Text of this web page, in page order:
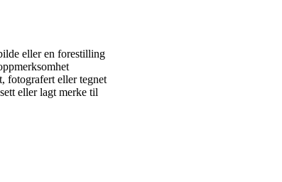
eller en forestilling
fotografert eller tegnet
eller lagt merke til